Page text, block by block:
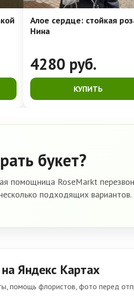
Алое сердце: стойкая
Нина
4280 руб.
КУПИТЬ
букет?
помощница RoseMarkt
подходящих вариантов.
Яндекс Картах
помощь флористов, фото перед